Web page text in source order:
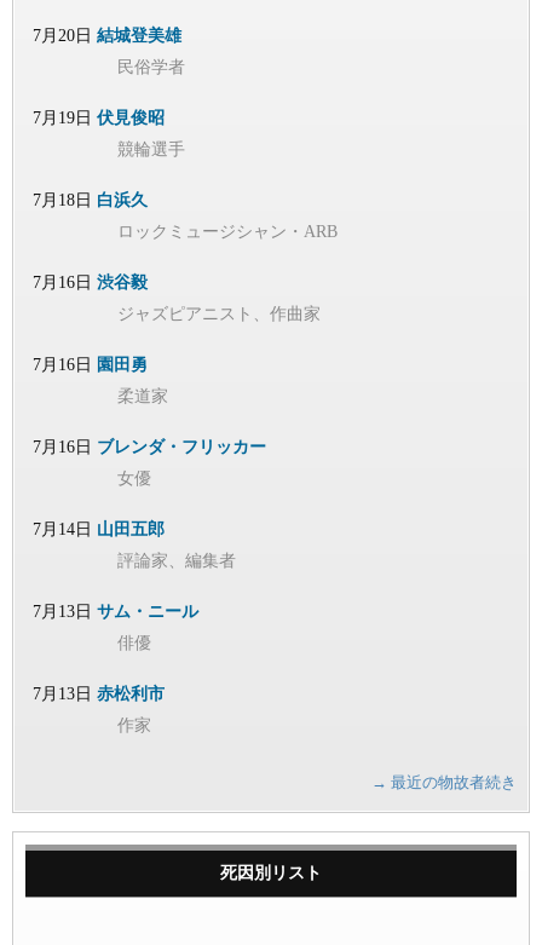
7月20日 結城登美雄
民俗学者
7月19日 伏見俊昭
競輪選手
7月18日 白浜久
ロックミュージシャン・ARB
7月16日 渋谷毅
ジャズピアニスト、作曲家
7月16日 園田勇
柔道家
7月16日 ブレンダ・フリッカー
女優
7月14日 山田五郎
評論家、編集者
7月13日 サム・ニール
俳優
7月13日 赤松利市
作家
→ 最近の物故者続き
死因別リスト